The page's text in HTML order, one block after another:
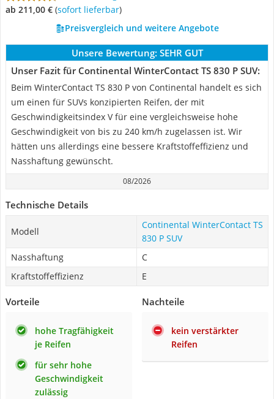
ab 211,00 € ( Sofort lieferbar)
Preisvergleich und weitere Angebote
Unsere Bewertung: SEHR GUT
Unser Fazit für Continental WinterContact TS 830 P SUV:
Beim WinterContact TS 830 P von Continental handelt es sich
um einen für SUVs konzipierten Reifen, der mit
Geschwindigkeitsindex V für eine vergleichsweise hohe
Geschwindigkeit von bis zu 240 km/h zugelassen ist. Wir
hätten uns allerdings eine bessere Kraftstoffeffizienz und
Nasshaftung gewünscht.
08/2026
Technische Details
Modell
Continental WinterContact TS
830 P SUV
Nasshaftung
C
Kraftstoffeffizienz
E
Vorteile
hohe Tragfähigkeit
je Reifen
für sehr hohe
Geschwindigkeit
zulässig
Nachteile
kein verstärkter
Reifen